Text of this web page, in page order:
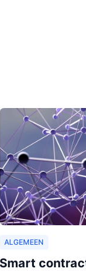
ALGEMEEN
Smart